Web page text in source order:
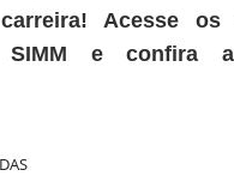
Acesse os
SIMM e confira